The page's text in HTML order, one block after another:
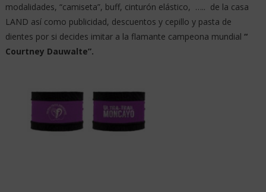
modalidades, “camiseta”, buff, cinturón elástico, ….. de la casa
LAND así como publicidad, descuentos y cepillo y pasta de
dientes por si decides imitar a la flamante campeona mundial “
Courtney Dauwalte”.